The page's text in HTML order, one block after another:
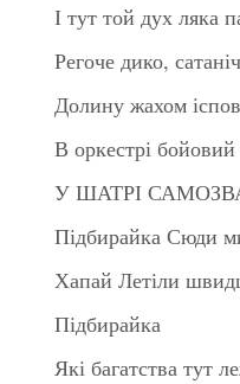
І тут той дух ляка
Регоче дико,
Долину жахом
В оркестрі
У ШАТРІ
Підбирайка Сюди
Хапай Летіли
Підбирайка
Які багатства тут